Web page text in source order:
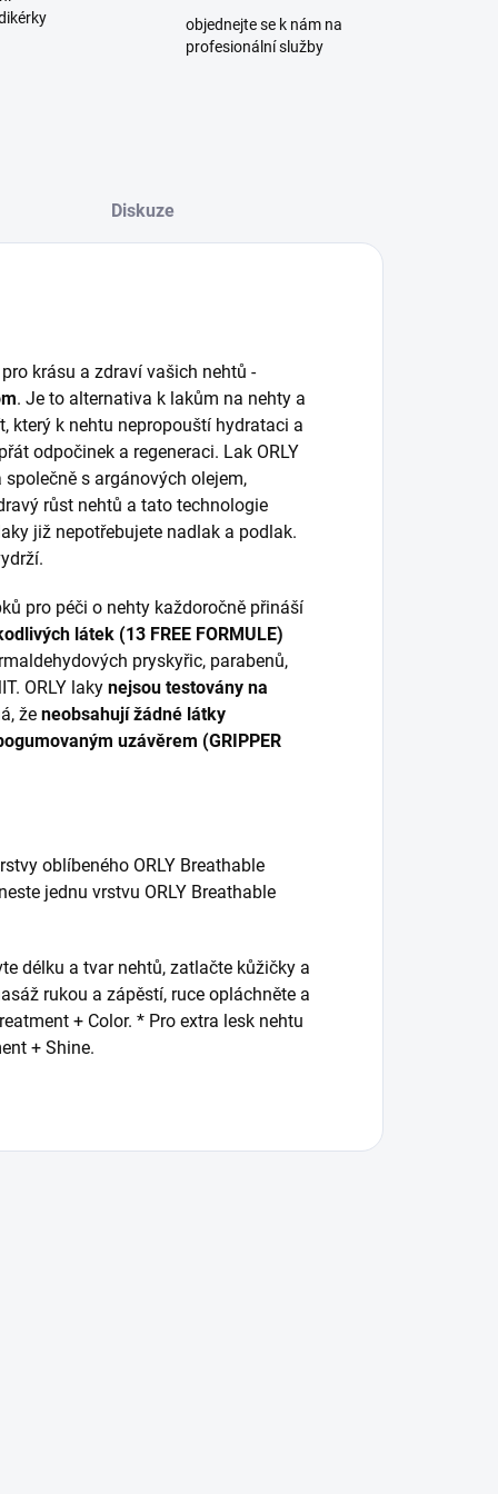
objednejte se k nám na
profesionální služby
Diskuze
krásu a zdraví vašich nehtů -
. Je to alternativa k lakům na nehty a
který k nehtu nepropouští hydrataci a
odpočinek a regeneraci. Lak ORLY
s argánových olejem,
růst nehtů a tato technologie
již nepotřebujete nadlak a podlak.
pro péči o nehty každoročně přináší
látek (13 FREE FORMULE)
pryskyřic, parabenů,
ORLY laky nejsou testovány na
že neobsahují žádné látky
uzávěrem (GRIPPER
oblíbeného ORLY Breathable
jednu vrstvu ORLY Breathable
délku a tvar nehtů, zatlačte kůžičky a
rukou a zápěstí, ruce opláchněte a
+ Color. * Pro extra lesk nehtu
+ Shine.